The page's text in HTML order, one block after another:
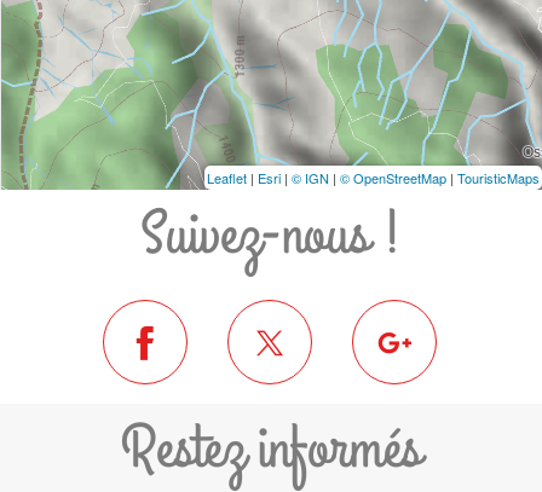
Leaflet | Esri | © IGN | © OpenStreetMap | TouristicMaps
Suivez-nous !
Restez informés